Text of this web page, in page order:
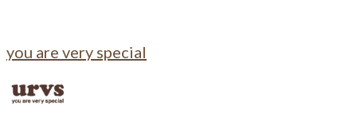
you are very special